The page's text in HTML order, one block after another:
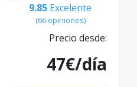
9.85 Excelente
(66 opiniones)
Precio desde:
47€/día